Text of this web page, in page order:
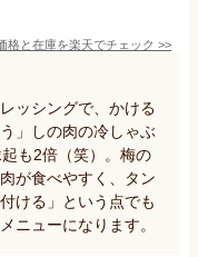
格と在庫を楽天でチェック >>
ッシングで、かける
」しの肉の冷しゃぶ
も2倍（笑）。梅の
が食べやすく、タン
ける」という点でも
ニューになります。